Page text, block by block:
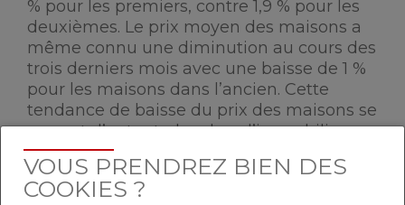
% pour les premiers, contre 1,9 % pour les
deuxièmes. Le prix moyen des maisons a
même connu une diminution au cours des
trois derniers mois avec une baisse de 1 %
pour les maisons dans l’ancien. Cette
tendance de baisse du prix des maisons se
ressent d’autant plus dans l’immobilier
neuf : les prix ont baissé en moyenne de
6,2 % sur les trois derniers mois et de 0,7 %
depuis juin 2020. Les facteurs d’explication
VOUS PRENDREZ BIEN DES
COOKIES ?